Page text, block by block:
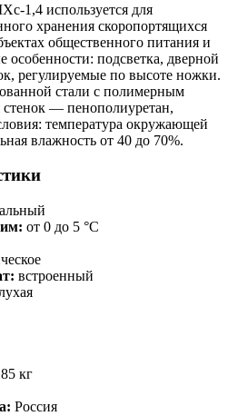
1,4 используется для
хранения скоропортящихся
общественного питания и
особенности: подсветка, дверной
регулируемые по высоте ножки.
стали с полимерным
— пенополиуретан,
температура окружающей
влажность от 40 до 70%.
от 0 до 5 °C
встроенный
кг
Россия